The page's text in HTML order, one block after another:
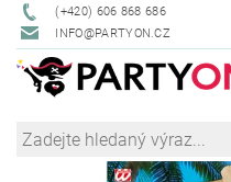
(+420) 606 868 686
INFO@PARTYON.CZ